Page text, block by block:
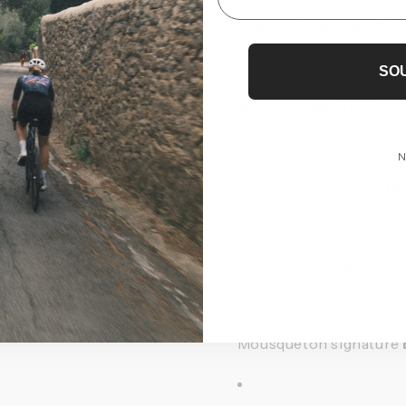
Logo réfléchissantG-
Écusson logoBYNDen
Mousqueton signature